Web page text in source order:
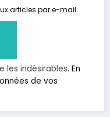
articles par e-mail.
les indésirables. En
de vos